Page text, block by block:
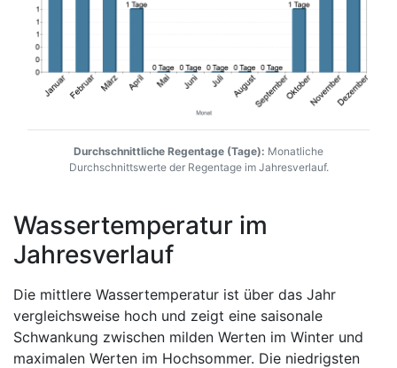
Durchschnittliche Regentage (Tage): Monatliche
Durchschnittswerte der Regentage im Jahresverlauf.
Wassertemperatur im
Jahresverlauf
Die mittlere Wassertemperatur ist über das Jahr
vergleichsweise hoch und zeigt eine saisonale
Schwankung zwischen milden Werten im Winter und
maximalen Werten im Hochsommer. Die niedrigsten